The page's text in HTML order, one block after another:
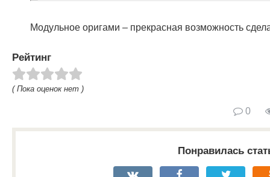
Модульное оригами – прекрасная возможность
Рейтинг
( Пока оценок нет )
0
Понравилась